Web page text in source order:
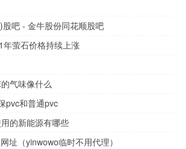
吧 - 金牛股份同花顺股吧
萤石价格持续上涨
气味像什么
pvc和普通pvc
的新能源有哪些
址（yinwowo临时不用代理）